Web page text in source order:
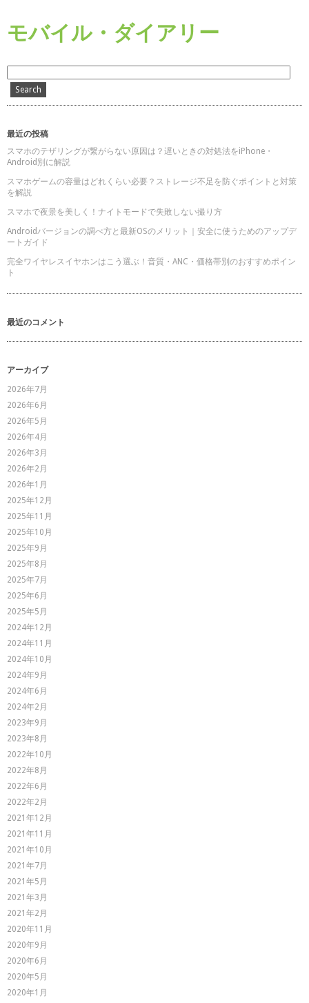
モバイル・ダイアリー
最近の投稿
スマホのテザリングが繋がらない原因は？遅いときの対処法をiPhone・
Android別に解説
スマホゲームの容量はどれくらい必要？ストレージ不足を防ぐポイントと対策
を解説
スマホで夜景を美しく！ナイトモードで失敗しない撮り方
Androidバージョンの調べ方と最新OSのメリット｜安全に使うためのアップデ
ートガイド
完全ワイヤレスイヤホンはこう選ぶ！音質・ANC・価格帯別のおすすめポイン
ト
最近のコメント
アーカイブ
2026年7月
2026年6月
2026年5月
2026年4月
2026年3月
2026年2月
2026年1月
2025年12月
2025年11月
2025年10月
2025年9月
2025年8月
2025年7月
2025年6月
2025年5月
2024年12月
2024年11月
2024年10月
2024年9月
2024年6月
2024年2月
2023年9月
2023年8月
2022年10月
2022年8月
2022年6月
2022年2月
2021年12月
2021年11月
2021年10月
2021年7月
2021年5月
2021年3月
2021年2月
2020年11月
2020年9月
2020年6月
2020年5月
2020年1月